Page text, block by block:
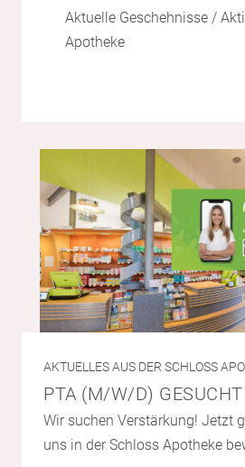
Aktuelle Geschehnisse /
Apotheke
AKTUELLES AUS DER SCHLOSS
PTA (M/W/D) GESUCHT
Wir suchen Verstärkung! Jetzt
uns in der Schloss Apotheke